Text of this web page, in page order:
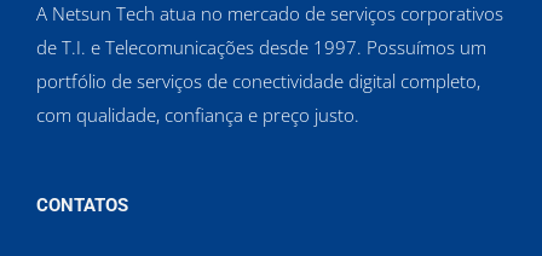
A Netsun Tech atua no mercado de serviços corporativos
de T.I. e Telecomunicações desde 1997. Possuímos um
portfólio de serviços de conectividade digital completo,
com qualidade, confiança e preço justo.
CONTATOS